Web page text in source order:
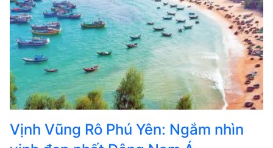
Vịnh Vũng Rô Phú Yên: Ngắm nhìn